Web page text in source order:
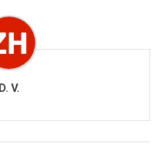
D. V.